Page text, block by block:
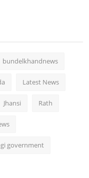
bundelkhandnews
Latest News
Jhansi Rath
government